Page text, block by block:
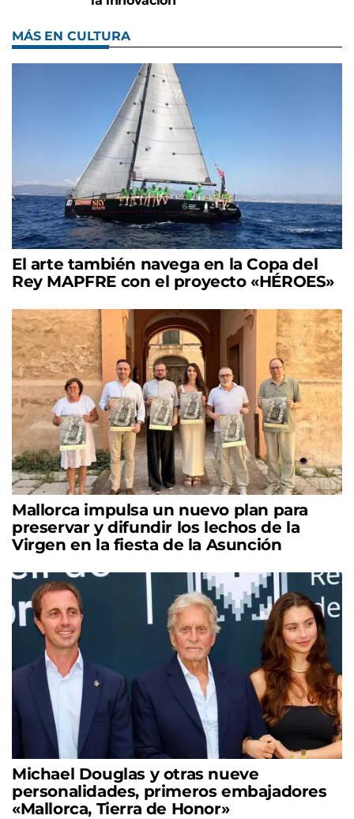
MÁS EN CULTURA
El arte también navega en la Copa del
Rey MAPFRE con el proyecto «HÉROES»
Mallorca impulsa un nuevo plan para
preservar y difundir los lechos de la
Virgen en la fiesta de la Asunción
Michael Douglas y otras nueve
personalidades, primeros embajadores
«Mallorca, Tierra de Honor»